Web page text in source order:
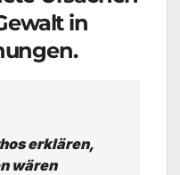
in
erklären,
wären